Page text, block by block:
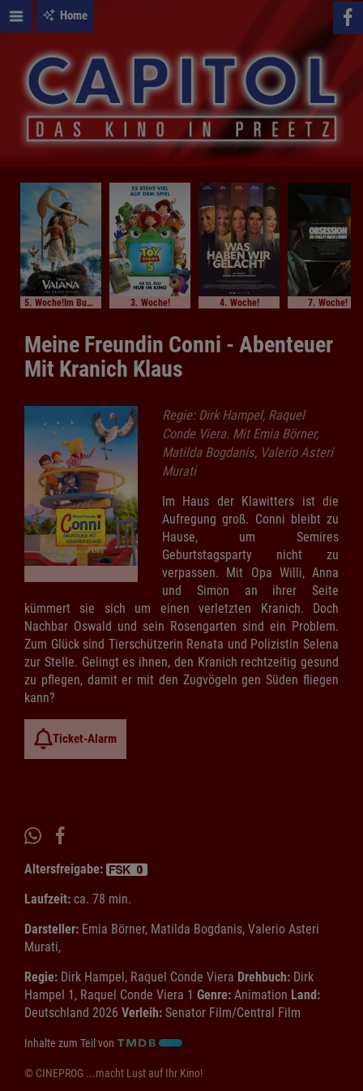
Home
5. Woche!Im Bundesstart 3. Woche! 4. Woche! 7. Woche!
Meine Freundin Conni - Abenteuer
Mit Kranich Klaus
Regie: Dirk Hampel, Raquel
Conde Viera. Mit Emia Börner,
Matilda Bogdanis, Valerio Asteri
Murati
Im Haus der Klawitters ist die
Aufregung groß. Conni bleibt zu
Hause, um Semires
Geburtstagsparty nicht zu
verpassen. Mit Opa Willi, Anna
und Simon an ihrer Seite
kümmert sie sich um einen verletzten Kranich. Doch
Nachbar Oswald und sein Rosengarten sind ein Problem.
Zum Glück sind Tierschützerin Renata und Polizistin Selena
zur Stelle. Gelingt es ihnen, den Kranich rechtzeitig gesund
zu pflegen, damit er mit den Zugvögeln gen Süden fliegen
kann?
Ticket-Alarm
Altersfreigabe:
Laufzeit: ca. 78 min.
Darsteller: Emia Börner, Matilda Bogdanis, Valerio Asteri
Murati,
Regie: Dirk Hampel, Raquel Conde Viera Drehbuch: Dirk
Hampel 1, Raquel Conde Viera 1 Genre: Animation Land:
Deutschland 2026 Verleih: Senator Film/Central Film
Inhalte zum Teil von
© CINEPROG ...macht Lust auf Ihr Kino!